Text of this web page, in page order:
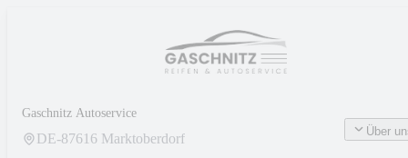
Gaschnitz Autoservice
DE-87616 Marktoberdorf Über